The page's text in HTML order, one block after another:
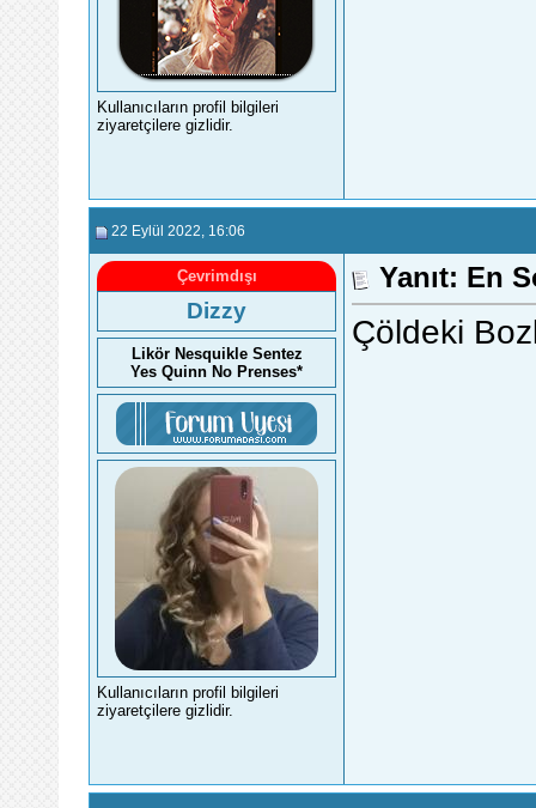
Kullanıcıların profil bilgileri
ziyaretçilere gizlidir.
22 Eylül 2022 , 16:06
Çevrimdışı
Dizzy
Likör Nesquikle Sentez
Yes Quinn No Prenses*
Kullanıcıların profil bilgileri
ziyaretçilere gizlidir.
Yanıt: En
Çöldeki